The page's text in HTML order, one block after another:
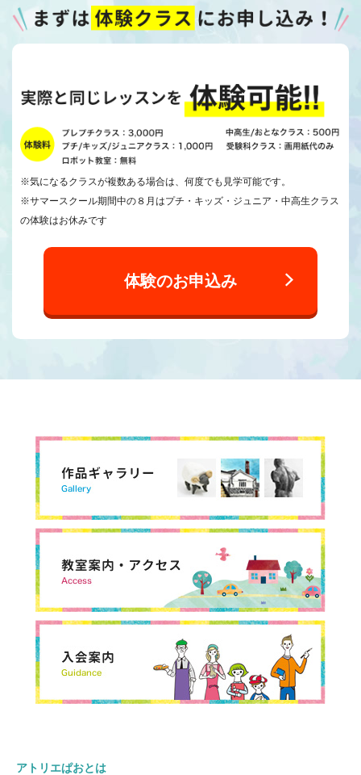
※気になるクラスが複数ある場合は、何度でも見学可能です。
※サマースクール期間中の８月はプチ・キッズ・ジュニア・中高生クラス
の体験はお休みです
体験のお申込み
アトリエぱおとは